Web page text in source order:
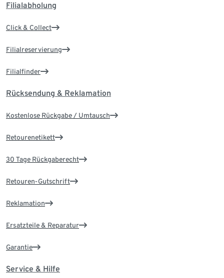
Filialabholung
Click & Collect
Filialreservierung
Filialfinder
Rücksendung & Reklamation
Kostenlose Rückgabe / Umtausch
Retourenetikett
30 Tage Rückgaberecht
Retouren-Gutschrift
Reklamation
Ersatzteile & Reparatur
Garantie
Service & Hilfe